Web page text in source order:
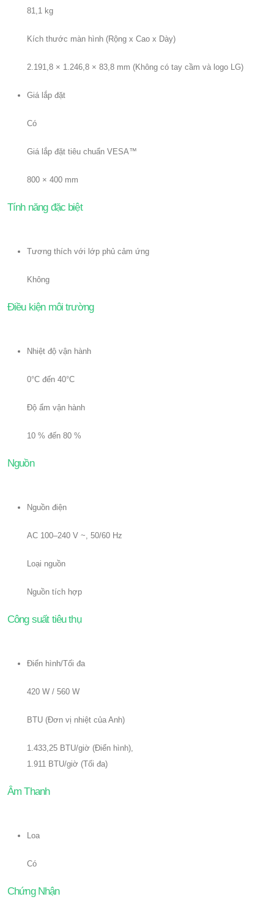
81,1 kg
Kích thước màn hình (Rộng x Cao x Dày)
2.191,8 × 1.246,8 × 83,8 mm (Không có tay cầm và logo LG)
Giá lắp đặt
Có
Giá lắp đặt tiêu chuẩn VESA™
800 × 400 mm
Tính năng đặc biệt
Tương thích với lớp phủ cảm ứng
Không
Điều kiện môi trường
Nhiệt độ vận hành
0°C đến 40°C
Độ ẩm vận hành
10 % đến 80 %
Nguồn
Nguồn điện
AC 100–240 V ~, 50/60 Hz
Loại nguồn
Nguồn tích hợp
Công suất tiêu thụ
Điển hình/Tối đa
420 W / 560 W
BTU (Đơn vị nhiệt của Anh)
1.433,25 BTU/giờ (Điển hình),
1.911 BTU/giờ (Tối đa)
Âm Thanh
Loa
Có
Chứng Nhận